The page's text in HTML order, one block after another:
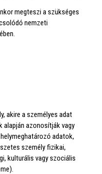
megteszi a szükséges
nemzeti
akire a személyes adat
azonosítják vagy
adatok,
személy fizikai,
kulturális vagy szociális